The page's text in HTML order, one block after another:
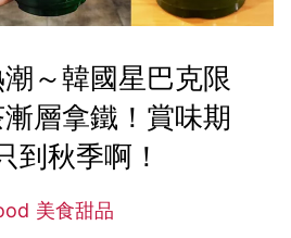
～韓國星巴克限
層拿鐵！賞味期
到秋季啊！
美食甜品